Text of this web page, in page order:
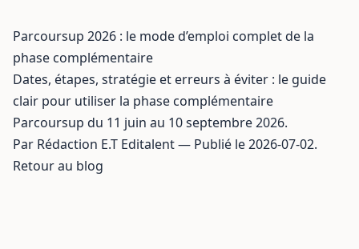
Parcoursup 2026 : le mode d’emploi complet de la
phase complémentaire
Dates, étapes, stratégie et erreurs à éviter : le guide
clair pour utiliser la phase complémentaire
Parcoursup du 11 juin au 10 septembre 2026.
Par Rédaction E.T Editalent — Publié le 2026-07-02.
Retour au blog